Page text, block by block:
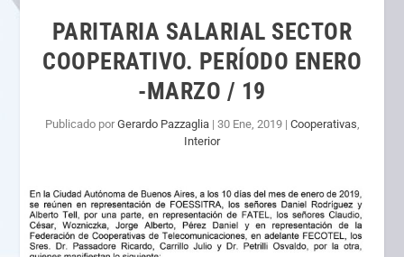
PARITARIA SALARIAL SECTOR
COOPERATIVO. PERÍODO ENERO
-MARZO / 19
Publicado porGerardo Pazzaglia| 30 Ene, 2019| Cooperativas,
Interior